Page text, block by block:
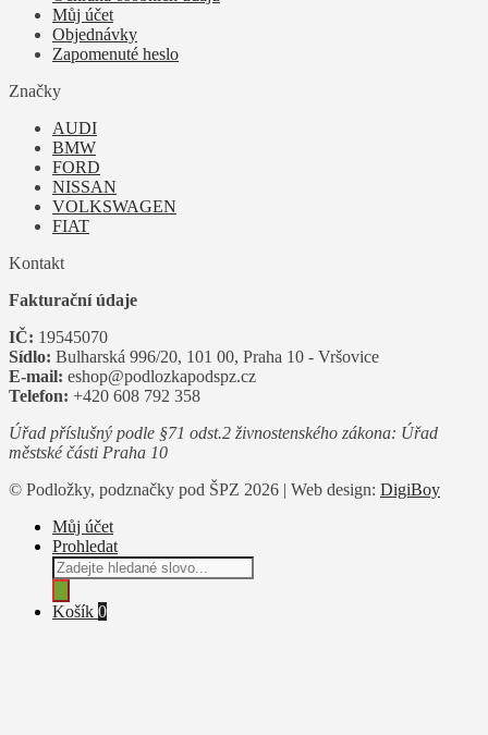
Můj účet
Objednávky
Zapomenuté heslo
Značky
AUDI
BMW
FORD
NISSAN
VOLKSWAGEN
FIAT
Kontakt
Fakturační údaje
IČ: 19545070
Sídlo: Bulharská 996/20, 101 00, Praha 10 - Vršovice
E-mail: eshop@podlozkapodspz.cz
Telefon: +420 608 792 358
Úřad příslušný podle §71 odst.2 živnostenského zákona: Úřad
městské části Praha 10
© Podložky, podznačky pod ŠPZ 2026 | Web design: DigiBoy
Můj účet
Prohledat
Products
search
Košík 0